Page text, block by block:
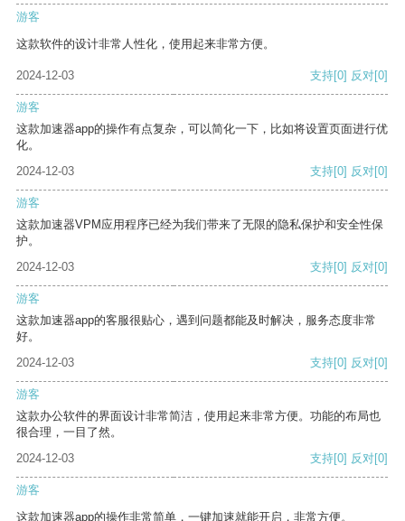
游客
这款软件的设计非常人性化，使用起来非常方便。
2024-12-03 支持[0] 反对[0]
游客
这款加速器app的操作有点复杂，可以简化一下，比如将设置页面进行优
化。
2024-12-03
支持[0] 反对[0]
游客
这款加速器VPM应用程序已经为我们带来了无限的隐私保护和安全性保
护。
2024-12-03
支持[0] 反对[0]
游客
这款加速器app的客服很贴心，遇到问题都能及时解决，服务态度非常
好。
2024-12-03
支持[0] 反对[0]
游客
这款办公软件的界面设计非常简洁，使用起来非常方便。功能的布局也
很合理，一目了然。
2024-12-03
支持[0] 反对[0]
游客
这款加速器app的操作非常简单，一键加速就能开启，非常方便。